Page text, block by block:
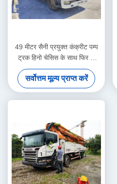
49 मीटर सैनी प्रयुक्त कंक्रीट पम्प
ट्रक हिनो चेसिस के साथ फिर से
निर्मित
सर्वोत्तम मूल्य प्राप्त करें